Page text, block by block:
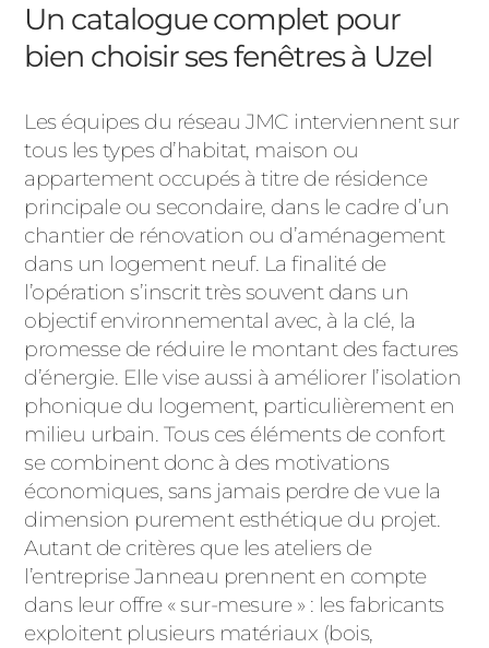
Un catalogue complet pour
bien choisir ses fenêtres à Uzel
Les équipes du réseau JMC interviennent sur
tous les types d’habitat, maison ou
appartement occupés à titre de résidence
principale ou secondaire, dans le cadre d’un
chantier de rénovation ou d’aménagement
dans un logement neuf. La finalité de
l’opération s’inscrit très souvent dans un
objectif environnemental avec, à la clé, la
promesse de réduire le montant des factures
d’énergie. Elle vise aussi à améliorer l’isolation
phonique du logement, particulièrement en
milieu urbain. Tous ces éléments de confort
se combinent donc à des motivations
économiques, sans jamais perdre de vue la
dimension purement esthétique du projet.
Autant de critères que les ateliers de
l’entreprise Janneau prennent en compte
dans leur offre « sur-mesure » : les fabricants
exploitent plusieurs matériaux (bois,